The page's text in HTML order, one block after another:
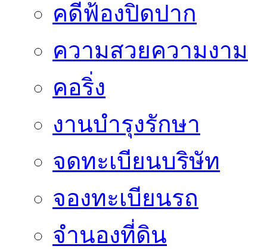
คดีฟ้องปิดปาก
ความสวยความงาม
คอริ่ง
งานบำรุงรักษา
จดทะเบียนบริษัท
จองทะเบียนรถ
จำนองที่ดิน